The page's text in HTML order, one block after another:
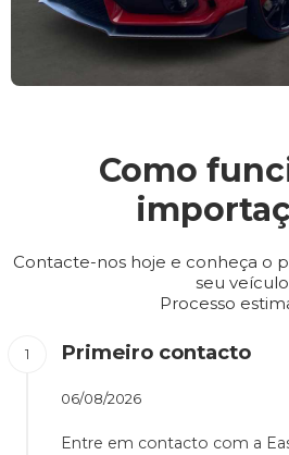
Como
Contacte-nos hoje e conheça o
seu
Processo
Primeiro contacto
06/08/2026
Entre em contacto com a